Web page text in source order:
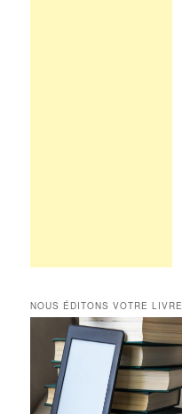
NOUS ÉDITONS VOTRE LIVRE